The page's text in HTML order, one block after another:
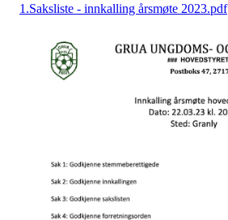
1.Saksliste - innkalling årsmøte 2023.pdf